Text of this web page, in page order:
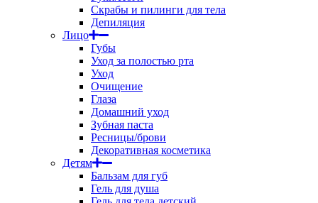
Скрабы и пилинги для тела
Депиляция
Лицо
Губы
Уход за полостью рта
Уход
Очищение
Глаза
Домашний уход
Зубная паста
Ресницы/брови
Декоративная косметика
Детям
Бальзам для губ
Гель для душа